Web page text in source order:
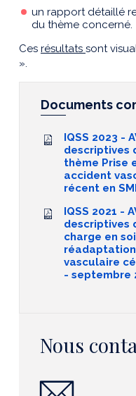
un rapport détaillé
du thème concerné.
Ces résultats sont
».
Documents
IQSS 2023 -
descriptives
thème Prise
accident
récent en
IQSS 2021 -
descriptives
charge en
réadaptation
vasculaire
- septembre
Nous